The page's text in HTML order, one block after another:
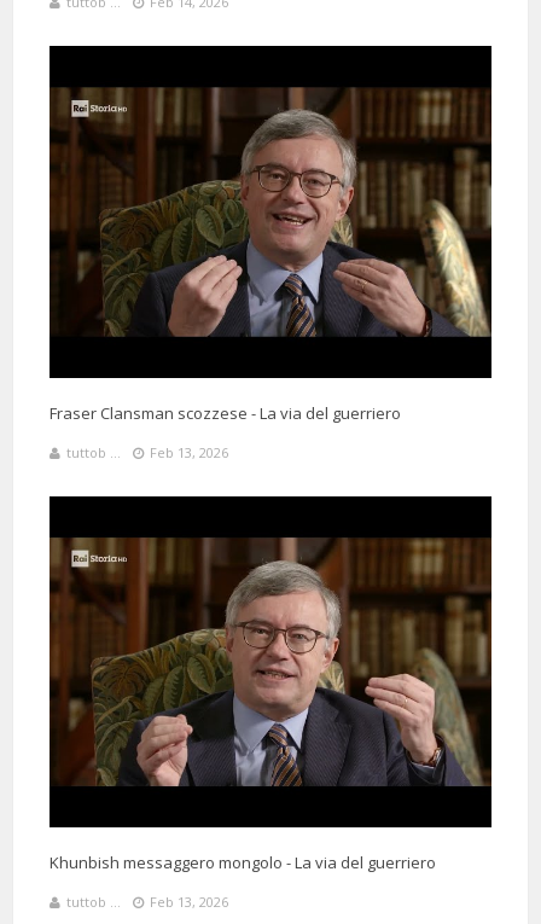
Fraser Clansman scozzese - La via del guerriero
tuttob ... Feb 13, 2026
Khunbish messaggero mongolo - La via del guerriero
tuttob ... Feb 13, 2026